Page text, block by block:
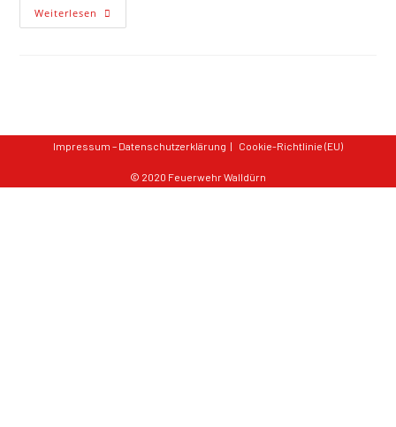
Weiterlesen
Impressum – Datenschutzerklärung Cookie-Richtlinie (EU)
© 2020 Feuerwehr Walldürn